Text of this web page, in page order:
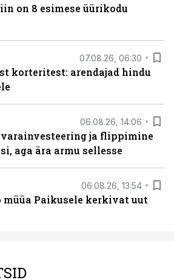
on 8 esimese üürikodu
07.08.26, 06:30
korteritest: arendajad hindu
06.08.26, 14:06
ja flippimine
aga ära armu sellesse
06.08.26, 13:54
müüa Paikusele kerkivat uut